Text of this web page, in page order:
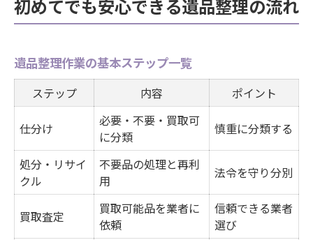
初めてでも安心できる遺品整理の流れ
遺品整理作業の基本ステップ一覧
ステップ 内容 ポイント
仕分け
必要・不要・買取可
に分類
慎重に分類する
処分・リサイ
クル
不要品の処理と再利
用
法令を守り分別
買取査定
買取可能品を業者に
依頼
信頼できる業者
選び